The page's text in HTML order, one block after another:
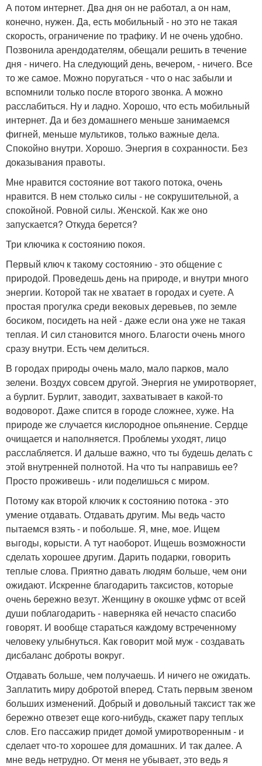
А потом интернет. Два дня он не работал, а он нам,
конечно, нужен. Да, есть мобильный - но это не такая
скорость, ограничение по трафику. И не очень удобно.
Позвонила арендодателям, обещали решить в течение
дня - ничего. На следующий день, вечером, - ничего. Все
то же самое. Можно поругаться - что о нас забыли и
вспомнили только после второго звонка. А можно
расслабиться. Ну и ладно. Хорошо, что есть мобильный
интернет. Да и без домашнего меньше занимаемся
фигней, меньше мультиков, только важные дела.
Спокойно внутри. Хорошо. Энергия в сохранности. Без
доказывания правоты.
Мне нравится состояние вот такого потока, очень
нравится. В нем столько силы - не сокрушительной, а
спокойной. Ровной силы. Женской. Как же оно
запускается? Откуда берется?
Три ключика к состоянию покоя.
Первый ключ к такому состоянию - это общение с
природой. Проведешь день на природе, и внутри много
энергии. Которой так не хватает в городах и суете. А
простая прогулка среди вековых деревьев, по земле
босиком, посидеть на ней - даже если она уже не такая
теплая. И сил становится много. Благости очень много
сразу внутри. Есть чем делиться.
В городах природы очень мало, мало парков, мало
зелени. Воздух совсем другой. Энергия не умиротворяет,
а бурлит. Бурлит, заводит, захватывает в какой-то
водоворот. Даже спится в городе сложнее, хуже. На
природе же случается кислородное опьянение. Сердце
очищается и наполняется. Проблемы уходят, лицо
расслабляется. И дальше важно, что ты будешь делать с
этой внутренней полнотой. На что ты направишь ее?
Просто проживешь - или поделишься с миром.
Потому как второй ключик к состоянию потока - это
умение отдавать. Отдавать другим. Мы ведь часто
пытаемся взять - и побольше. Я, мне, мое. Ищем
выгоды, корысти. А тут наоборот. Ищешь возможности
сделать хорошее другим. Дарить подарки, говорить
теплые слова. Приятно давать людям больше, чем они
ожидают. Искренне благодарить таксистов, которые
очень бережно везут. Женщину в окошке уфмс от всей
души поблагодарить - наверняка ей нечасто спасибо
говорят. И вообще стараться каждому встреченному
человеку улыбнуться. Как говорит мой муж - создавать
дисбаланс доброты вокруг.
Отдавать больше, чем получаешь. И ничего не ожидать.
Заплатить миру добротой вперед. Стать первым звеном
больших изменений. Добрый и довольный таксист так же
бережно отвезет еще кого-нибудь, скажет пару теплых
слов. Его пассажир придет домой умиротворенным - и
сделает что-то хорошее для домашних. И так далее. А
мне ведь нетрудно. От меня не убывает, это ведь я